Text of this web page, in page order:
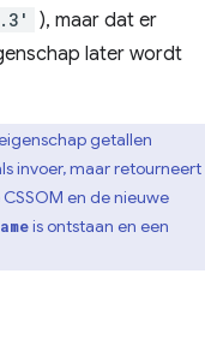
), maar dat er
later wordt
getallen
invoer, maar retourneert
en de nieuwe
is ontstaan ​​en een